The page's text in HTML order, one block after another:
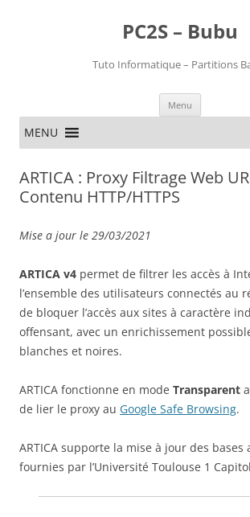
PC2S – Bubu
Tuto Informatique – Partitions
Menu
contenu
MENU
ARTICA : Proxy Filtrage Web
Contenu HTTP/HTTPS
Mise a jour le 29/03/2021
ARTICA v4 permet de filtrer les accès à
l’ensemble des utilisateurs connectés au
de bloquer l’accès aux sites à caractère
offensant, avec un enrichissement
blanches et noires.
ARTICA fonctionne en mode Transparent
de lier le proxy au Google Safe Browsing.
ARTICA supporte la mise à jour des
fournies par l’Université Toulouse 1